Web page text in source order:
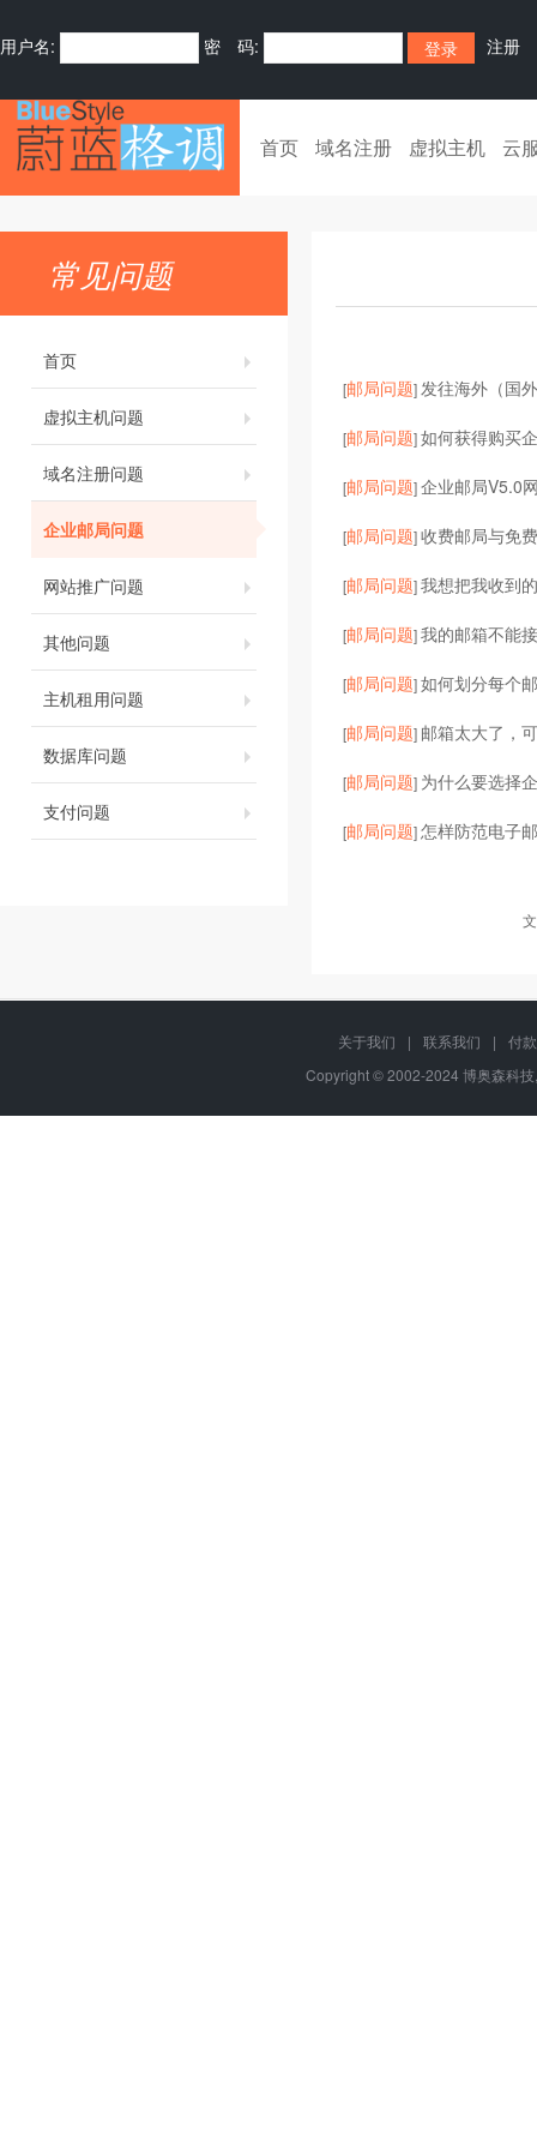
用户名: 密 码: 注册
首页 域名注册 虚拟主机 云
常见问题
首页
虚拟主机问题
域名注册问题
企业邮局问题
网站推广问题
其他问题
主机租用问题
数据库问题
支付问题
[邮局问题]发往海外（国
[邮局问题]如何获得购买
[邮局问题]企业邮局V5.0
[邮局问题]收费邮局与免
[邮局问题]我想把我收到
[邮局问题]我的邮箱不能
[邮局问题]如何划分每个
[邮局问题] 邮箱太大了，
[邮局问题] 为什么要选择
[邮局问题]怎样防范电子
关于我们 | 联系我们 |
付
Copyright © 2002-2024 博奥森科